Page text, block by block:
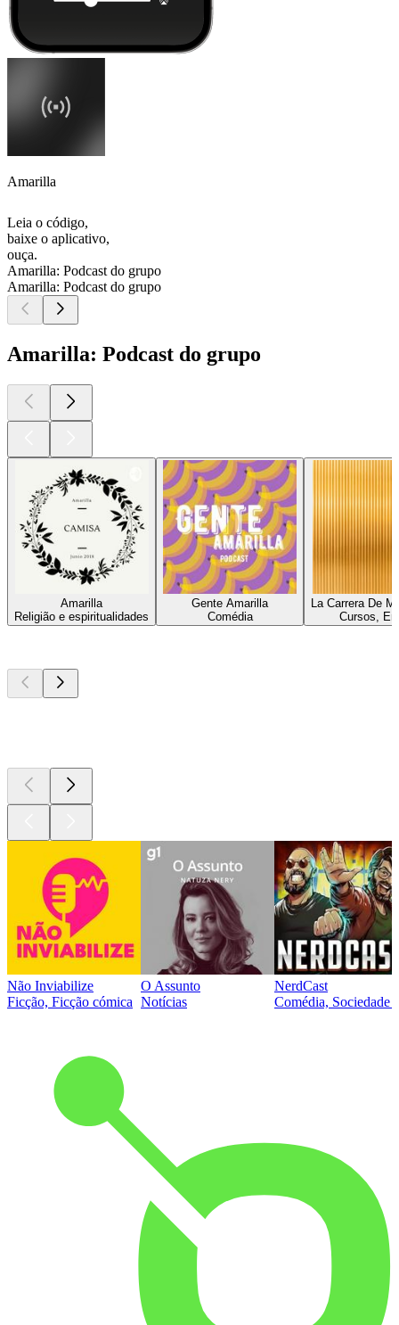
Amarilla
Leia o código,
baixe o aplicativo,
ouça.
Amarilla: Podcast do grupo
Amarilla: Podcast do grupo
Amarilla: Podcast do grupo
Amarilla
Religião e espiritualidades
Gente Amarilla
Comédia
La Carrera De
Cursos,
Não Inviabilize
Ficção, Ficção cómica
O Assunto
Notícias
NerdCast
Comédia, Sociedade